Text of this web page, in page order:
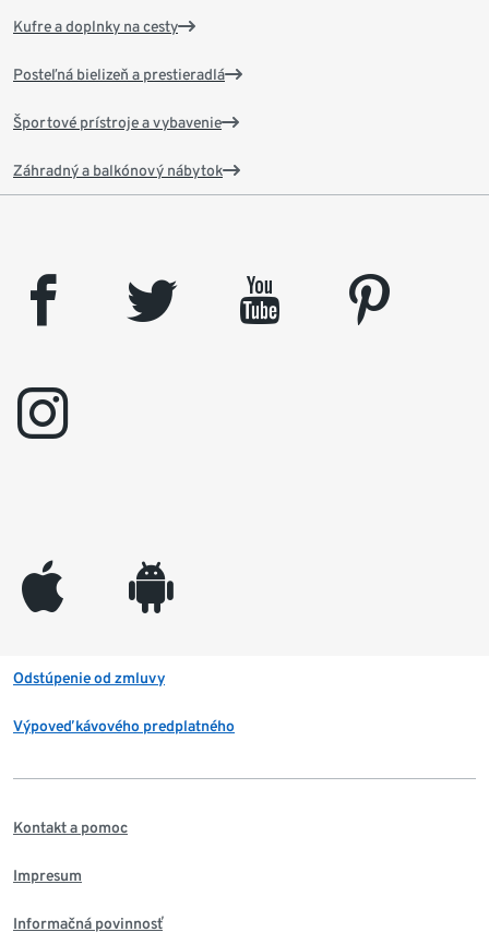
Kufre a doplnky na cesty
Posteľná bielizeň a prestieradlá
Športové prístroje a vybavenie
Záhradný a balkónový nábytok
facebook twitter youtube
pinterest
instagram
appleinc android
Odstúpenie od zmluvy
Výpoveď kávového predplatného
Kontakt a pomoc
Impresum
Informačná povinnosť